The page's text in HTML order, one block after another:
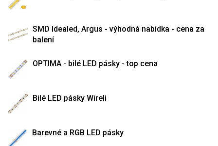
SMD Idealed, Argus - výhodná nabídka - cena za
balení
OPTIMA - bilé LED pásky - top cena
Bilé LED pásky Wireli
Barevné a RGB LED pásky